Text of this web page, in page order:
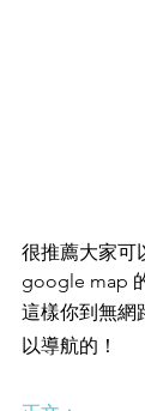
很推薦大家可
google map
這樣你到無網
以導航的！